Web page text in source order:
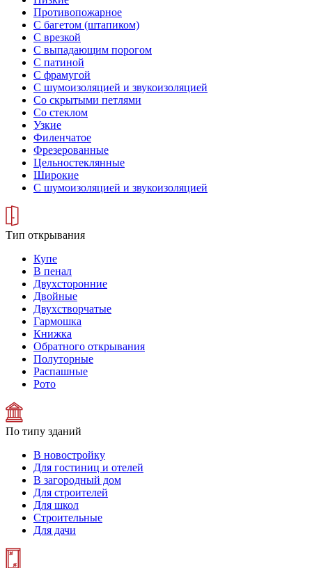
Противопожарное
С багетом (штапиком)
С врезкой
С выпадающим порогом
С патиной
С фрамугой
С шумоизоляцией и звукоизоляцией
Со скрытыми петлями
Со стеклом
Узкие
Филенчатое
Фрезерованные
Цельностеклянные
Широкие
С шумоизоляцией и звукоизоляцией
Тип открывания
Купе
В пенал
Двухсторонние
Двойные
Двухстворчатые
Гармошка
Книжка
Обратного открывания
Полуторные
Распашные
Рото
По типу зданий
В новостройку
Для гостиниц и отелей
В загородный дом
Для строителей
Для школ
Строительные
Для дачи